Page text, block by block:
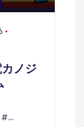
ノジ
#…